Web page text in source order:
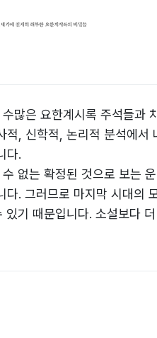
많은 요한계시록 주석들과
적, 신학적, 논리적 분석에
다.
없는 확정된 것으로 보는
다. 그러므로 마지막 시대의
기 때문입니다. 소설보다